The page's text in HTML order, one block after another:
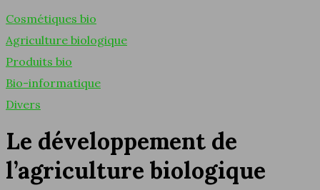
Cosmétiques bio
Agriculture biologique
Produits bio
Bio-informatique
Divers
Le développement de
l’agriculture biologique